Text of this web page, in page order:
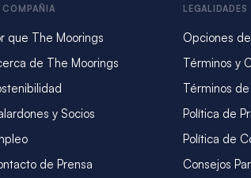
COMPAÑIA
que The Moorings
de The Moorings
y Socios
de Prensa
LEGALIDADES
Opciones
Términos y
Términos
Política de
Política de
Consejos